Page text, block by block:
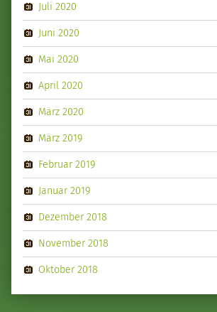
Juli 2020
Juni 2020
Mai 2020
April 2020
März 2020
März 2019
Februar 2019
Januar 2019
Dezember 2018
November 2018
Oktober 2018